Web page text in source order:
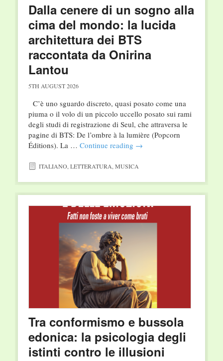
Dalla cenere di un sogno alla
cima del mondo: la lucida
architettura dei BTS
raccontata da Onirina
Lantou
5TH AUGUST 2026
C’è uno sguardo discreto, quasi posato come una
piuma o il volo di un piccolo uccello posato sui rami
degli studi di registrazione di Seul, che attraversa le
pagine di BTS: De l’ombre à la lumière (Popcorn
Éditions). La … Continue reading →
ITALIANO, LETTERATURA MUSICA
Tra conformismo e bussola
edonica: la psicologia degli
istinti contro le illusioni